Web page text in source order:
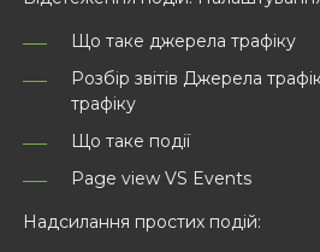
Що таке джерела трафіку
Розбір звітів Джерела
трафіку
Що таке події
Page view VS Events
Надсилання простих подій: